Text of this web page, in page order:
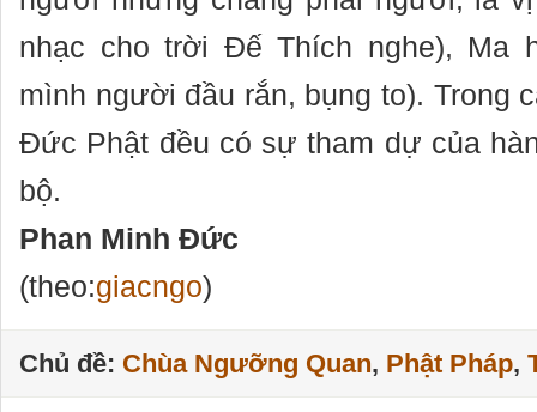
nhạc cho trời Đế Thích nghe), Ma
mình người đầu rắn, bụng to). Trong
Đức Phật đều có sự tham dự của
bộ.
Phan Minh Đức
(theo:giacngo)
Chủ đề: Chùa Ngưỡng Quan, Phật Pháp,